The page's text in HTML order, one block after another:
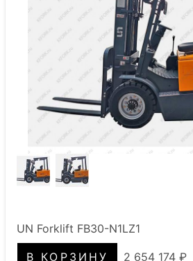
UN Forklift FB30-N1LZ1
2 654 174 ₽